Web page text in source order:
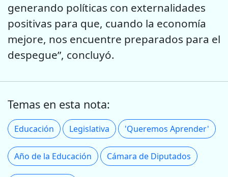
generando políticas con externalidades
positivas para que, cuando la economía
mejore, nos encuentre preparados para el
despegue”, concluyó.
Temas en esta nota:
Educación Legislativa 'Queremos Aprender'
Año de la Educación Cámara de Diputados